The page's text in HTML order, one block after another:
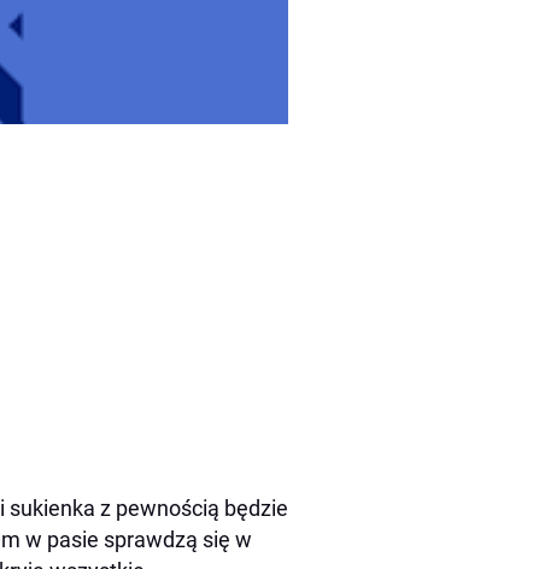
z pewnością będzie
w pasie sprawdzą się w